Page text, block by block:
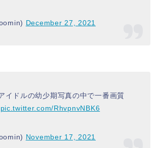
December 27, 2021
イドルの幼少期写真の中で一番画質
pic.twitter.com/RhvpnvNBK6
November 17, 2021